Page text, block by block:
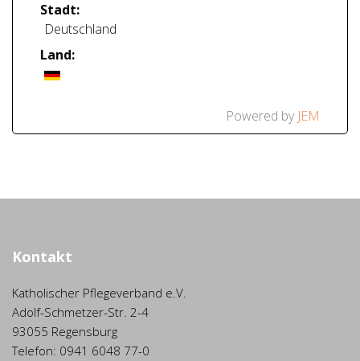
Stadt:
Deutschland
Land:
Powered by JEM
Kontakt
Katholischer Pflegeverband e.V.
Adolf-Schmetzer-Str. 2-4
93055 Regensburg
Telefon: 0941 6048 77-0